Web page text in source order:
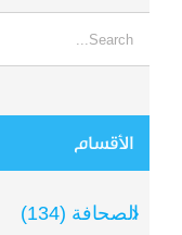
for:
الأقسام
الصحافة (134)